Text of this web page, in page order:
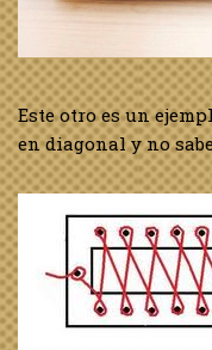
Este otro es un
en diagonal y no